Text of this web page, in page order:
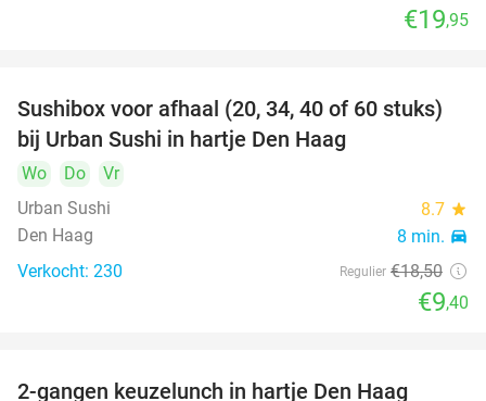
€19,95
49%
Sushibox voor afhaal (20, 34, 40 of 60 stuks)
bij Urban Sushi in hartje Den Haag
Wo Do
Vr
Urban Sushi
8.7 star
Den Haag 8 min. directions_car
Verkocht: 230 Regulier €18,50
€9,40
2-gangen keuzelunch in hartje Den Haag